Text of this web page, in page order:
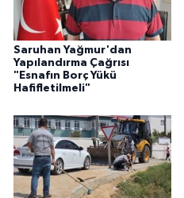
Saruhan Yağmur'dan
Yapılandırma Çağrısı
"Esnafın Borç Yükü
Hafifletilmeli"